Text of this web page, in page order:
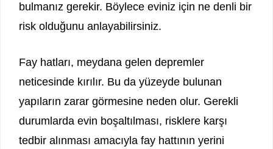
bulmanız gerekir. Böylece eviniz için ne denli bir
risk olduğunu anlayabilirsiniz.
Fay hatları, meydana gelen depremler
neticesinde kırılır. Bu da yüzeyde bulunan
yapıların zarar görmesine neden olur. Gerekli
durumlarda evin boşaltılması, risklere karşı
tedbir alınması amacıyla fay hattının yerini